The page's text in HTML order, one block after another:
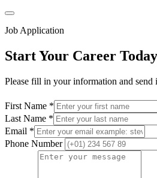
Job Application
Start Your Career Today
Please fill in your information and send
First Name *
Last Name *
Email *
Phone Number